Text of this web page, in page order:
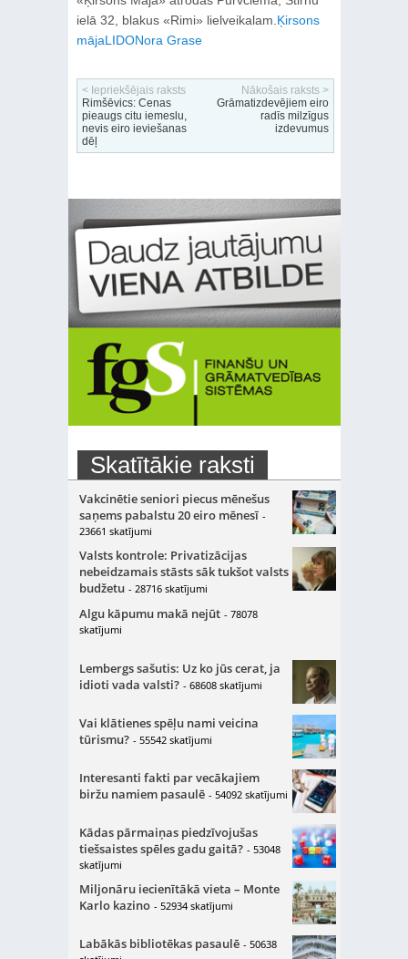
ielā 32, blakus «Rimi» lielveikalam. Ķirsons
mājaLIDONora Grase
< Iepriekšējais raksts
Rimšēvics: Cenas
pieaugs citu iemeslu,
nevis eiro ieviešanas
dēļ
Nākošais raksts >
Grāmatizdevējiem eiro
radīs milzīgus
izdevumus
Skatītākie raksti
Vakcinētie seniori piecus mēnešus
saņems pabalstu 20 eiro mēnesī -
23661 skatījumi
Valsts kontrole: Privatizācijas
nebeidzamais stāsts sāk tukšot valsts
budžetu - 28716 skatījumi
Algu kāpumu makā nejūt - 78078
skatījumi
Lembergs sašutis: Uz ko jūs cerat, ja
idioti vada valsti? - 68608 skatījumi
Vai klātienes spēļu nami veicina
tūrismu? - 55542 skatījumi
Interesanti fakti par vecākajiem
biržu namiem pasaulē - 54092 skatījumi
Kādas pārmaiņas piedzīvojušas
tiešsaistes spēles gadu gaitā? - 53048
skatījumi
Miljonāru iecienītākā vieta – Monte
Karlo kazino - 52934 skatījumi
Labākās bibliotēkas pasaulē - 50638